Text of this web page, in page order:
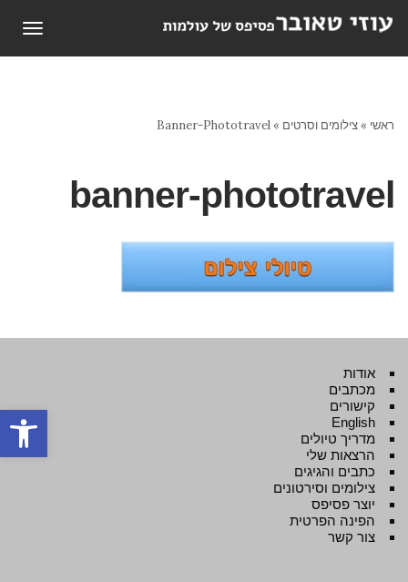
פתח
ראשי »צילומים וסרטים »
Banner-Phototravel
banner-phototravel
אודות
מכתבים
קישורים
English
מדריך טיולים
הרצאות שלי
כתבים והגיגים
צילומים וסירטונים
יוצר פסיפס
הפינה הפרטית
צור קשר